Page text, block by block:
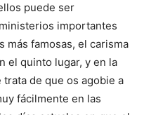
puede ser
importantes
más famosas, el carisma
el quinto lugar, y en la
de que os agobie a
fácilmente en las